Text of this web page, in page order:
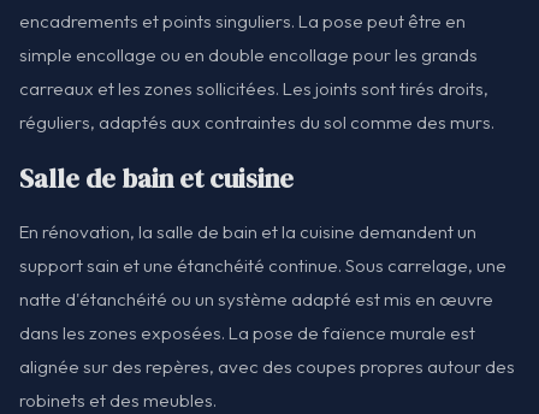
encadrements et points singuliers. La pose peut être en
simple encollage ou en double encollage pour les grands
carreaux et les zones sollicitées. Les joints sont tirés droits,
réguliers, adaptés aux contraintes du sol comme des murs.
Salle de bain et cuisine
En rénovation, la salle de bain et la cuisine demandent un
support sain et une étanchéité continue. Sous carrelage, une
natte d'étanchéité ou un système adapté est mis en œuvre
dans les zones exposées. La pose de faïence murale est
alignée sur des repères, avec des coupes propres autour des
robinets et des meubles.